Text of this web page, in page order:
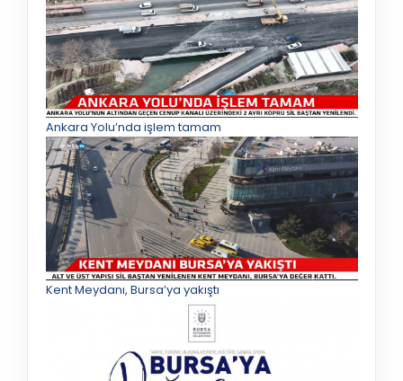
Ankara Yolu’nda işlem tamam
Kent Meydanı, Bursa’ya yakıştı